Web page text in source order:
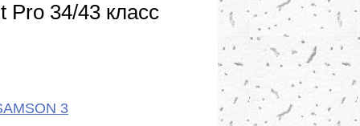
Pro 34/43 класс
3